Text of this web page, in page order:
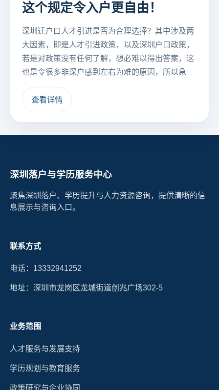
这个规定令入户更自由！
深圳迁户口人才引进是否为合理选择？其中涉及两
大因素，即是人才引进政策，以及深圳户口政策，
若是对政策没有任何了解，想必难以得出答案，这
也是令很多非深户感到左右为难的原因，所以急
查看详情
深圳落户与学历服务中心
聚焦深圳落户、学历提升与人力资源咨询，提供清晰的信
息展示与咨询入口。
联系方式
电话：13332941252
地址：深圳市龙岗区龙城街道创兆广场302-5
业务范围
人才服务与发展支持
学历规划与教育服务
政策研究与企业协同